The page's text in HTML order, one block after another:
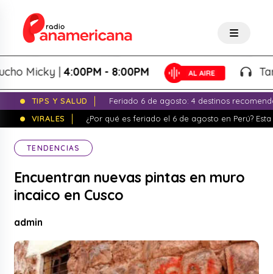
Micky |4:00PM - 8:00PM
TIPS Y SALUD
Feriado 6 de agosto: 4 destinos
VIRALES
¿Por qué es feriado el 6 de agosto en Perú?
TENDENCIAS
Encuentran nuevas pintas en muro
incaico en Cusco
admin